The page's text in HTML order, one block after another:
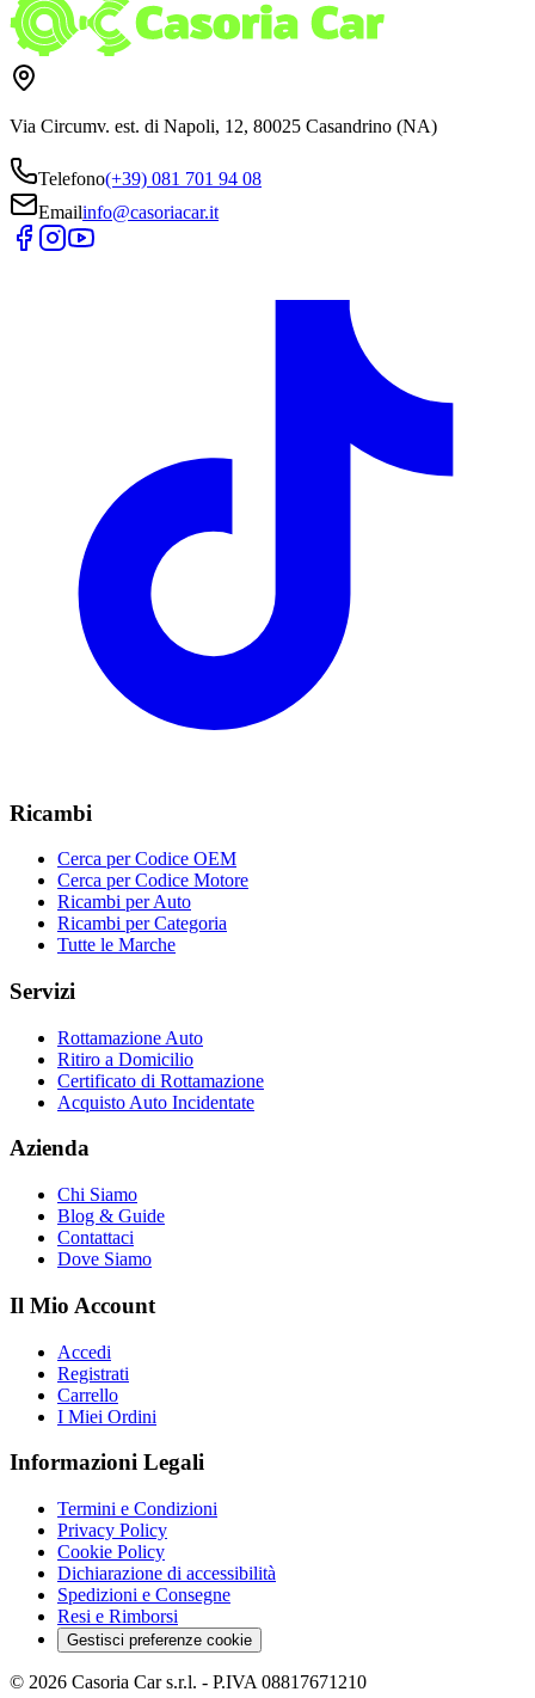
Via Circumv. est. di Napoli, 12, 80025 Casandrino (NA)
Telefono(+39) 081 701 94 08
Emailinfo@casoriacar.it
Ricambi
Cerca per Codice OEM
Cerca per Codice Motore
Ricambi per Auto
Ricambi per Categoria
Tutte le Marche
Servizi
Rottamazione Auto
Ritiro a Domicilio
Certificato di Rottamazione
Acquisto Auto Incidentate
Azienda
Chi Siamo
Blog & Guide
Contattaci
Dove Siamo
Il Mio Account
Accedi
Registrati
Carrello
I Miei Ordini
Informazioni Legali
Termini e Condizioni
Privacy Policy
Cookie Policy
Dichiarazione di accessibilità
Spedizioni e Consegne
Resi e Rimborsi
Gestisci preferenze cookie
© 2026 Casoria Car s.r.l. - P.IVA 08817671210